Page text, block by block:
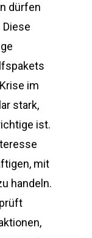
dürfen
im
stark,
ist.
mit
handeln.